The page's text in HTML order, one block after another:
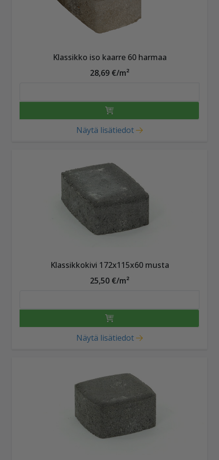
Klassikko iso kaarre 60 harmaa
28,69 €/m²
Näytä lisätiedot
Klassikkokivi 172x115x60 musta
25,50 €/m²
Näytä lisätiedot